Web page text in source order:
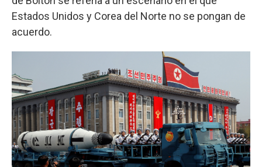
Estados Unidos y Corea del Norte no se pongan de
acuerdo.